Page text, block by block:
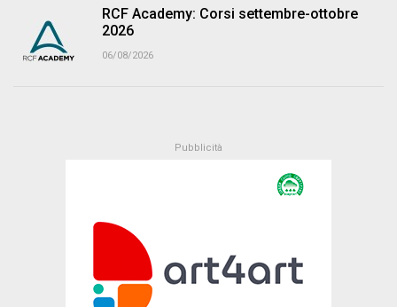
RCF Academy: Corsi settembre-ottobre
2026
06/08/2026